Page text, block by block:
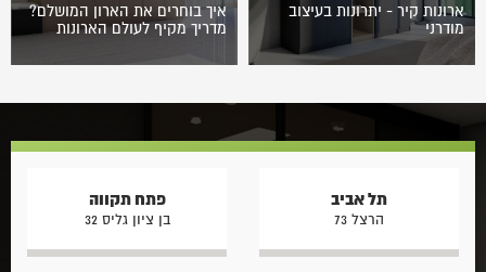
ארונות קיר - יתרונות בעיצוב
מודרני
הקיר הוא סגנון העיצוב המודרני.
סגנון זה דוגל במינימליזם ולכן
נמצא בו חלל…
איך בוחרים את הארון המושלם?
מדריך מקיף לעולם הארונות
בשנים האחרונות לאחד
האלמנטים המרכזיים בעיצוב
תל אביב
הרצל 73
פתח תקווה
בן ציון גליס 32